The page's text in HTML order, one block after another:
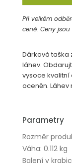
Při velkém
ceně. Ceny jsou
Dárková taška
láhev.
vysoce
oceněn.
Parametry
Rozměr
Váha: 0.112 kg
Balení v